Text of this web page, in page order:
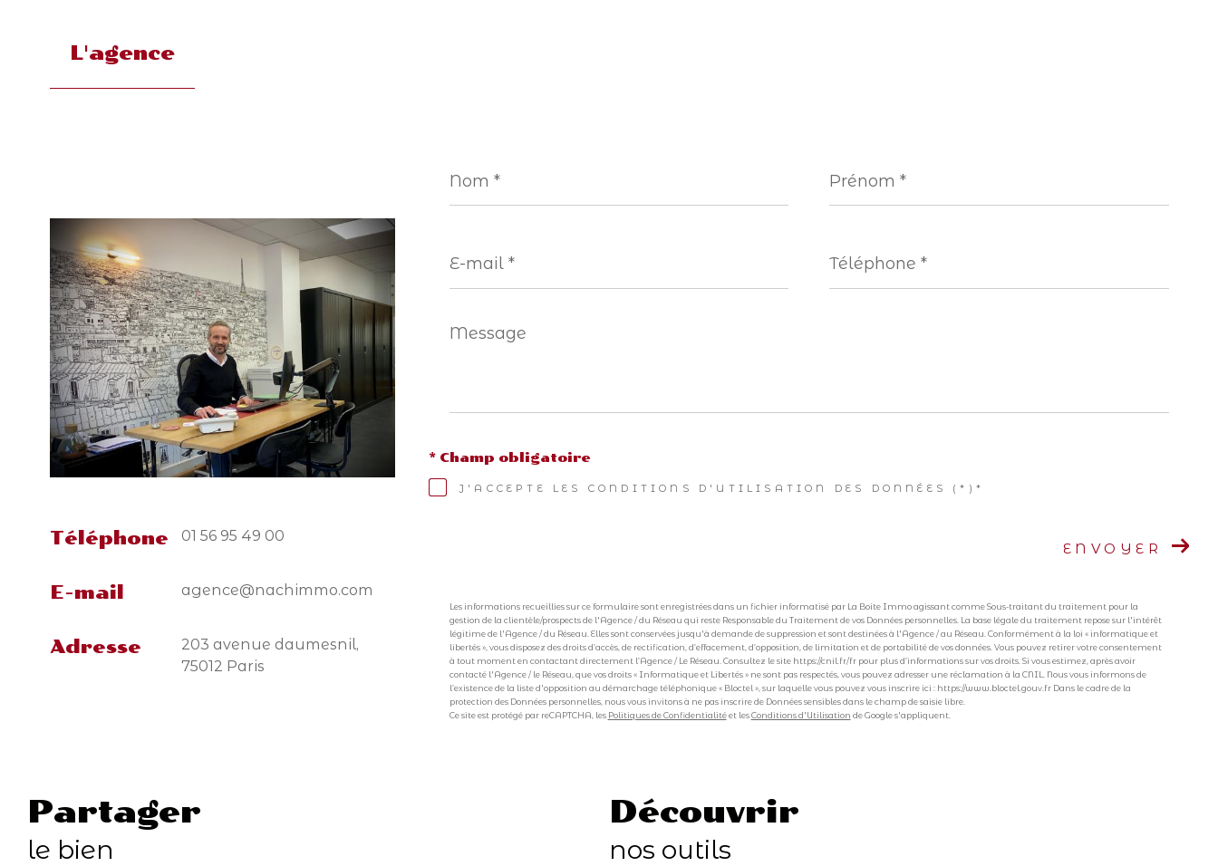
L'agence
Téléphone 01 56 95 49 00
E-mail agence@nachimmo.com
Adresse
203 avenue daumesnil,
75012 Paris
*
*
mail
*
*
Message
J'ACCEPTE LES CONDITIONS D'UTILISATION DES DONNÉES (*)*
* Champ obligatoire
ENVOYER
Les informations recueillies sur ce formulaire sont enregistrées dans un fichier informatisé par La Boite Immo agissant comme Sous-traitant du traitement pour la
gestion de la clientèle/prospects de l'Agence / du Réseau qui reste Responsable du Traitement de vos Données personnelles. La base légale du traitement repose sur l'intérêt
légitime de l'Agence / du Réseau. Elles sont conservées jusqu'à demande de suppression et sont destinées à l'Agence / au Réseau. Conformément à la loi « informatique et
libertés », vous disposez des droits d’accès, de rectification, d’effacement, d’opposition, de limitation et de portabilité de vos données. Vous pouvez retirer votre consentement
à tout moment en contactant directement l’Agence / Le Réseau. Consultez le site https://cnil.fr/fr pour plus d’informations sur vos droits. Si vous estimez, après avoir
contacté l'Agence / le Réseau, que vos droits « Informatique et Libertés » ne sont pas respectés, vous pouvez adresser une réclamation à la CNIL. Nous vous informons de
l’existence de la liste d'opposition au démarchage téléphonique « Bloctel », sur laquelle vous pouvez vous inscrire ici : https://www.bloctel.gouv.fr Dans le cadre de la
protection des Données personnelles, nous vous invitons à ne pas inscrire de Données sensibles dans le champ de saisie libre.
Ce site est protégé par reCAPTCHA, les Politiques de Confidentialitéet lesConditions d'Utilisation de Google s'appliquent.
partager
le bien
découvrir
nos outils